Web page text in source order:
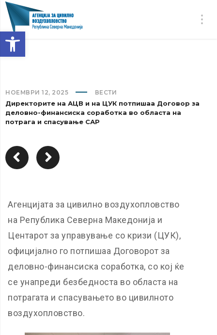
Open toolbar
НОЕМВРИ 12, 2025 ВЕСТИ
Директорите на АЦВ и на ЦУК потпишаа Договор за
деловно-финансиска соработка во областа на
потрага и спасување САР
Агенцијата за цивилно воздухопловство
на Република Северна Македонија и
Центарот за управување со кризи (ЦУК),
официјално го потпишаа Договорот за
деловно-финансиска соработка, со кој ќе
се унапреди безбедноста во областа на
потрагата и спасувањето во цивилното
воздухопловство.